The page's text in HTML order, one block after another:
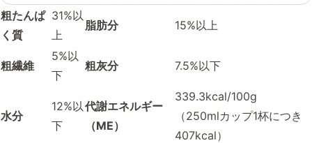
粗たんぱ
く質
31%以
上
脂肪分 15%以上
粗繊維
5%以
下
粗灰分 7.5%以下
水分
12%以
下
代謝エネルギー
（ME）
339.3kcal/100g
（250mlカップ1杯につき
407kcal）